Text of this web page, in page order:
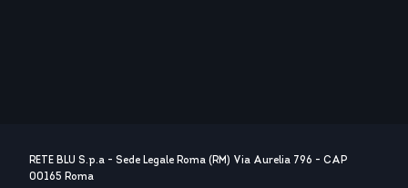
RETE BLU S.p.a - Sede Legale Roma (RM) Via Aurelia 796 - CAP
00165 Roma